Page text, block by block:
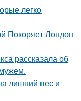
легко
Покоряет Лондон
рассказала об
лишний вес и